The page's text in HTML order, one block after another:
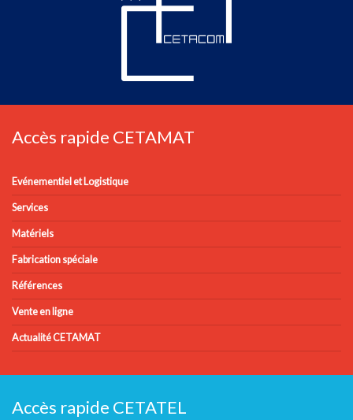
Accès rapide CETAMAT
Evénementiel et Logistique
Services
Matériels
Fabrication spéciale
Références
Vente en ligne
Actualité CETAMAT
Accès rapide CETATEL